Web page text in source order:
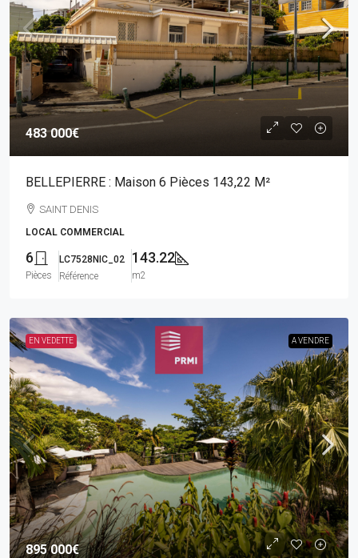
483 000€
BELLEPIERRE : Maison 6 Pièces 143,22 M²
SAINT DENIS
LOCAL COMMERCIAL
6
Pièces
LC7528NIC_02
Référence
143.22
m2
EN VEDETTE A VENDRE
895 000€